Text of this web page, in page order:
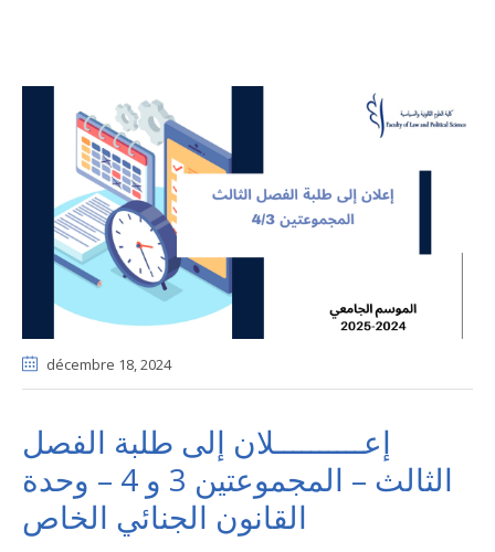
décembre 18, 2024
إعــــــــــلان إلى طلبة الفصل
الثالث – المجموعتين 3 و 4 – وحدة